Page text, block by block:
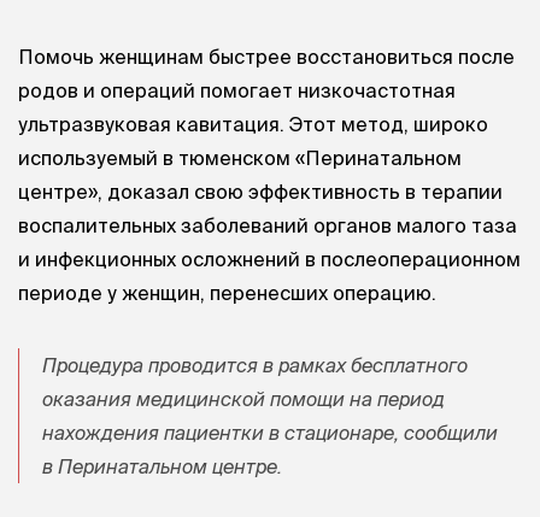
Помочь женщинам быстрее восстановиться после
родов и операций помогает низкочастотная
ультразвуковая кавитация. Этот метод, широко
используемый в тюменском «Перинатальном
центре», доказал свою эффективность в терапии
воспалительных заболеваний органов малого таза
и инфекционных осложнений в послеоперационном
периоде у женщин, перенесших операцию.
Процедура проводится в рамках бесплатного
оказания медицинской помощи на период
нахождения пациентки в стационаре, сообщили
в Перинатальном центре.